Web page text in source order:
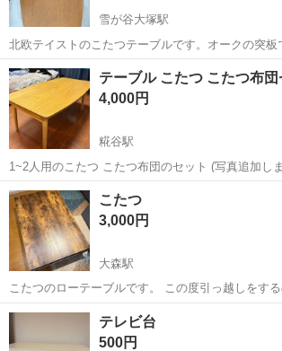
雪が谷大塚駅
北欧テイストのこたつテーブルです。オークの突板
す。 天板の四隅と脚の間に隙間があり、天板の上
を挟まないなど機能性も良かったです。 暖かい季節
して使用していました。 天板に...
東京 大田区 雪が谷大塚駅 テーブル
テーブル こたつ こたつ布団
4,000円
糀谷駅
1~2人用のこたつ こたつ布団のセット (写真追加し
か載せられないので、追加の写真欲しい方はコメン
ます🙇‍♀️) 普通のコーヒーテーブルとしても使えるの
ます！ 1年ほど使い、...
東京 大田区 糀谷駅
こたつ
3,000円
大森駅
こたつのローテーブルです。 この度引っ越しをす
い換える為ここでお譲りさせていただきます。 ところどころに小さな
キズはありますが、まだ長く使っていただけると思
立つキズは無く、問題なくお使い...
東京 大田区 大森駅
テレビ台
500円